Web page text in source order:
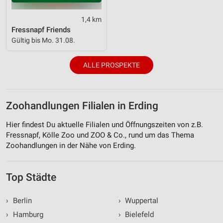
1,4 km
Fressnapf Friends
Gültig bis Mo. 31.08.
ALLE PROSPEKTE
Zoohandlungen Filialen in Erding
Hier findest Du aktuelle Filialen und Öffnungszeiten von z.B.
Fressnapf, Kölle Zoo und ZOO & Co., rund um das Thema
Zoohandlungen in der Nähe von Erding.
Top Städte
›
Berlin
›
Hamburg
› Wuppertal
› Bielefeld